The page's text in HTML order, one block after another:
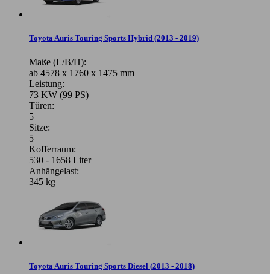
Toyota Auris Touring Sports Hybrid (2013 - 2019)
Maße (L/B/H):
ab 4578 x 1760 x 1475 mm
Leistung:
73 KW (99 PS)
Türen:
5
Sitze:
5
Kofferraum:
530 - 1658 Liter
Anhängelast:
345 kg
Toyota Auris Touring Sports Diesel (2013 - 2018)